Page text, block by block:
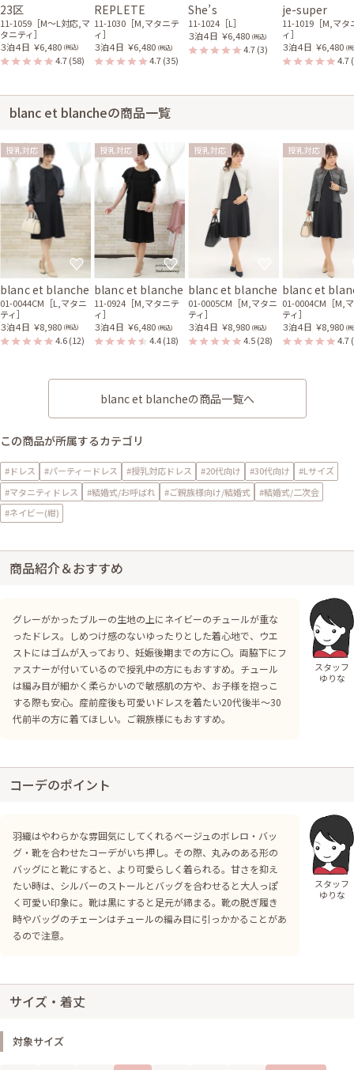
23区
11-1059［M〜L対応,マ
タニティ］
３泊４日 ￥6,480 (税込)
4.7(58)
REPLETE
11-1030［M,マタニテ
ィ］
３泊４日 ￥6,480 (税込)
4.7(35)
She’s
11-1024［L］
３泊４日 ￥6,480 (税込)
4.7(3)
je-super
11-1019［M,マタ
ィ］
３泊４日 ￥6,480 (
4.7
blanc et blancheの商品一覧
授乳対応
blanc et blanche
01-0044CM［L,マタニ
ティ］
３泊４日 ￥8,980 (税込)
4.6(12)
授乳対応
blanc et blanche
11-0924［M,マタニテ
ィ］
３泊４日 ￥6,480 (税込)
4.4(18)
授乳対応
blanc et blanche
01-0005CM［M,マタニ
ティ］
３泊４日 ￥8,980 (税込)
4.5(28)
授乳対応
blanc et
01-0004CM［M,
ティ］
３泊４日 ￥8,980 (
4.7
blanc et blancheの商品一覧へ
この商品が所属するカテゴリ
#ドレス #パーティードレス #授乳対応ドレス #20代向け #30代向け
#Lサイズ
#マタニティドレス
#結婚式/お呼ばれ #ご親族様向け/結婚式
#結婚式/二次会
#ネイビー(紺)
商品紹介＆おすすめ
グレーがかったブルーの生地の上にネイビーのチュールが重な
ったドレス。しめつけ感のないゆったりとした着心地で、ウエ
ストにはゴムが入っており、妊娠後期までの方に〇。両脇下にフ
ァスナーが付いているので授乳中の方にもおすすめ。チュール
は編み目が細かく柔らかいので敏感肌の方や、お子様を抱っこ
する際も安心。産前産後も可愛いドレスを着たい20代後半～30
代前半の方に着てほしい。ご親族様にもおすすめ。
スタッフ
ゆりな
コーデのポイント
羽織はやわらかな雰囲気にしてくれるベージュのボレロ・バッ
グ・靴を合わせたコーデがいち押し。その際、丸みのある形の
バッグにと靴にすると、より可愛らしく着られる。甘さを抑え
たい時は、シルバーのストールとバッグを合わせると大人っぽ
く可愛い印象に。靴は黒にすると足元が締まる。靴の脱ぎ履き
時やバッグのチェーンはチュールの編み目に引っかかることがあ
るので注意。
スタッフ
ゆりな
サイズ・着丈
対象サイズ